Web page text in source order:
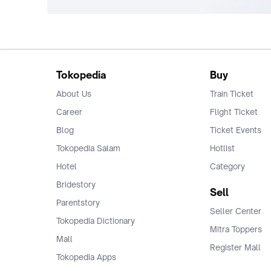
Tokopedia
About Us
Career
Blog
Tokopedia Salam
Hotel
Bridestory
Parentstory
Tokopedia Dictionary
Mall
Tokopedia Apps
Buy
Train Ticket
Flight Ticket
Ticket Events
Hotlist
Category
Sell
Seller Center
Mitra Toppers
Register Mall